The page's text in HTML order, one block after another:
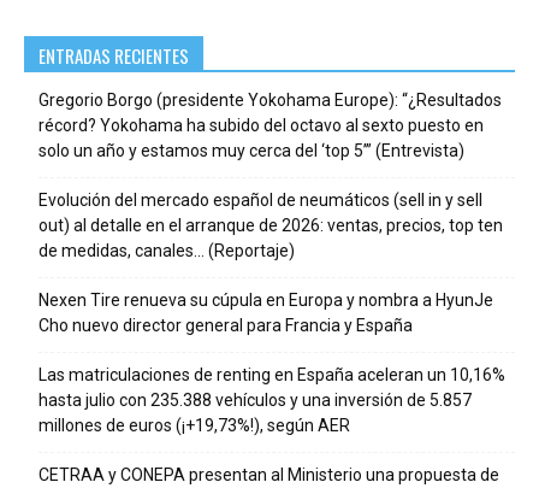
ENTRADAS RECIENTES
Gregorio Borgo (presidente Yokohama Europe): “¿Resultados
récord? Yokohama ha subido del octavo al sexto puesto en
solo un año y estamos muy cerca del ‘top 5’” (Entrevista)
Evolución del mercado español de neumáticos (sell in y sell
out) al detalle en el arranque de 2026: ventas, precios, top ten
de medidas, canales… (Reportaje)
Nexen Tire renueva su cúpula en Europa y nombra a HyunJe
Cho nuevo director general para Francia y España
Las matriculaciones de renting en España aceleran un 10,16%
hasta julio con 235.388 vehículos y una inversión de 5.857
millones de euros (¡+19,73%!), según AER
CETRAA y CONEPA presentan al Ministerio una propuesta de